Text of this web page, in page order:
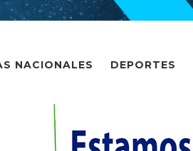
NACIONALES DEPORTES